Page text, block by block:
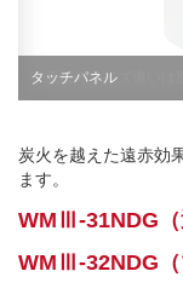
※天板のサイズ違いは
タッチパネル
炭火を越えた遠赤効
ます。
WMⅢ-31NDG（
WMⅢ-32NDG（